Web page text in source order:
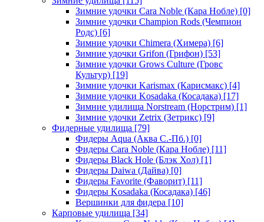
Зимние удочки Cara Noble (Кара Нобле) [0]
Зимние удочки Champion Rods (Чемпион
Родс) [6]
Зимние удочки Chimera (Химера) [6]
Зимние удочки Grifon (Грифон) [53]
Зимние удочки Grows Culture (Гровс
Культур) [19]
Зимние удочки Karismax (Карисмакс) [4]
Зимние удочки Kosadaka (Косадака) [17]
Зимние удилища Norstream (Норстрим) [1]
Зимние удочки Zetrix (Зетрикс) [9]
Фидерные удилища [79]
Фидеры Aqua (Аква С.-Пб.) [0]
Фидеры Cara Noble (Кара Нобле) [11]
Фидеры Black Hole (Блэк Хол) [1]
Фидеры Daiwa (Дайва) [0]
Фидеры Favorite (Фаворит) [11]
Фидеры Kosadaka (Косадака) [46]
Вершинки для фидера [10]
Карповые удилища [34]